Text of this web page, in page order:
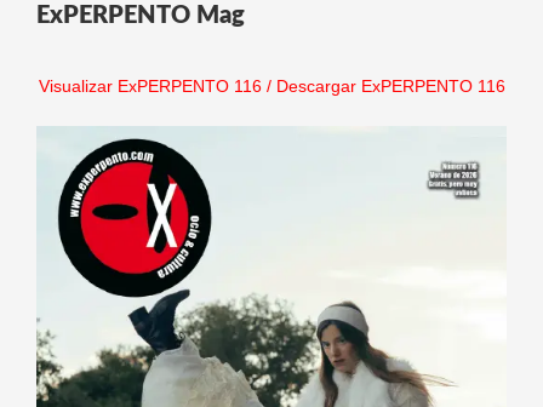
ExPERPENTO Mag
Visualizar ExPERPENTO 116/ Descargar ExPERPENTO 116